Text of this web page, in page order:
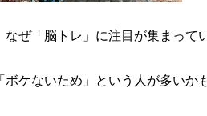
なぜ「脳トレ」に注目が集まって
ボケないため」という人が多いか